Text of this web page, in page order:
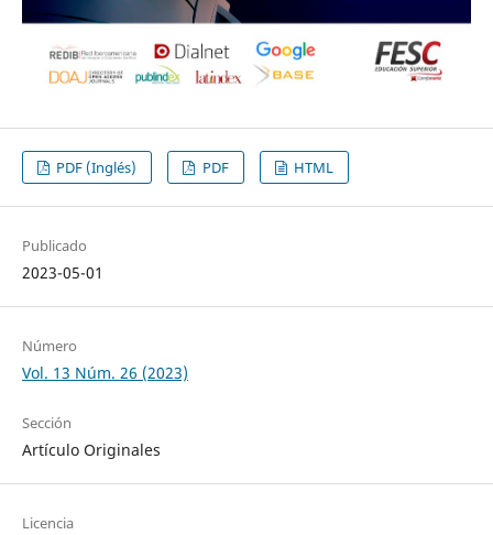
PDF (Inglés) PDF HTML
Publicado
2023-05-01
Número
Vol. 13 Núm. 26 (2023)
Sección
Artículo Originales
Licencia